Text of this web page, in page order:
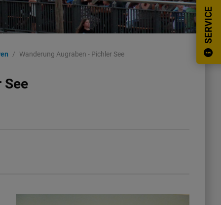
SERVICE
Wanderung Augraben - Pichler See
See